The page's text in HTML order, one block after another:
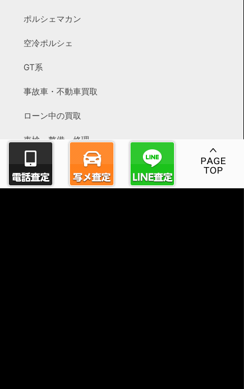
ポルシェマカン
空冷ポルシェ
GT系
事故車・不動車買取
ローン中の買取
車検・整備・修理
お車購入
経営理念